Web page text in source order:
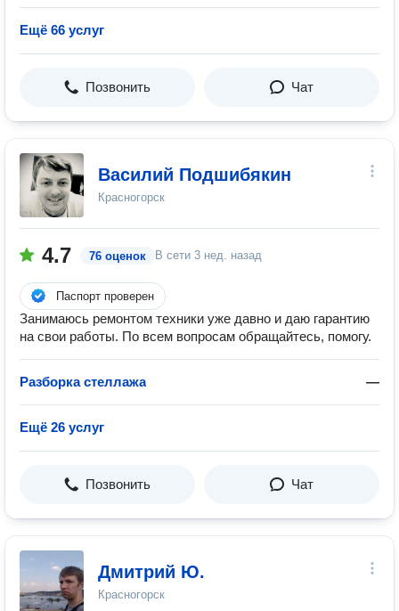
Ещё 66 услуг
Позвонить Чат
Василий Подшибякин
Красногорск
4.7 76 оценок В сети 3 нед. назад
Паспорт проверен
Занимаюсь ремонтом техники уже давно и даю гарантию
на свои работы. По всем вопросам обращайтесь, помогу.
Разборка стеллажа —
Ещё 26 услуг
Позвонить Чат
Дмитрий Ю.
Красногорск